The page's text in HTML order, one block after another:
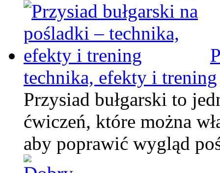
technika, efekty i trening
Przysiad bułgarski to
ćwiczeń, które można
aby poprawić wygląd